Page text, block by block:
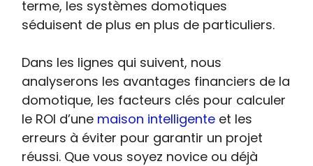
terme, les systèmes domotiques
séduisent de plus en plus de particuliers.
Dans les lignes qui suivent, nous
analyserons les avantages financiers de la
domotique, les facteurs clés pour calculer
le ROI d’une maison intelligente et les
erreurs à éviter pour garantir un projet
réussi. Que vous soyez novice ou déjà